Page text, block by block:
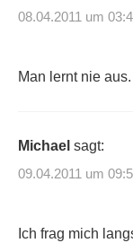
08.04.2011 um
Man lernt nie
Michael sagt:
09.04.2011 um
Ich frag mich